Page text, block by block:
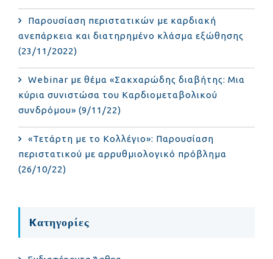
Παρουσίαση περιστατικών με καρδιακή
ανεπάρκεια και διατηρημένο κλάσμα εξώθησης
(23/11/2022)
Webinar με θέμα «Σακχαρώδης διαβήτης: Μια
κύρια συνιστώσα του Καρδιομεταβολικού
συνδρόμου» (9/11/22)
«Τετάρτη με το Κολλέγιο»: Παρουσίαση
περιστατικού με αρρυθμιολογικό πρόβλημα
(26/10/22)
Kατηγορίες